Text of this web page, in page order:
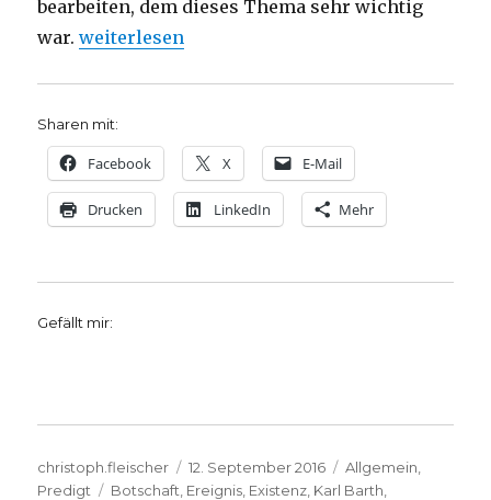
bearbeiten, dem dieses Thema sehr wichtig
war.„Predigt über Römer 10, 9-18, Christoph
weiterlesen
Sharen mit:
Facebook X E-Mail
Drucken LinkedIn Mehr
Gefällt mir:
Autor
christoph.fleischer
Veröffentlicht
am
12. September 2016 Kategorien
Allgemein
Predigt
Schlagwörter
Botschaft Ereignis Existenz Karl Barth